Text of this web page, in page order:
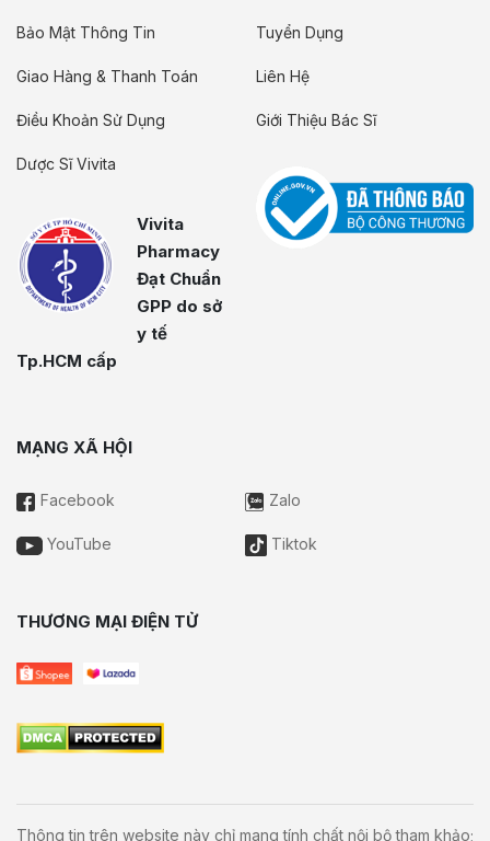
Bảo Mật Thông Tin
Giao Hàng & Thanh Toán
Điều Khoản Sử Dụng
Dược Sĩ Vivita
Vivita
Pharmacy
Đạt Chuẩn
GPP do sở
y tế
Tp.HCM cấp
Tuyển Dụng
Liên Hệ
Giới Thiệu Bác Sĩ
MẠNG XÃ HỘI
Facebook Zalo
YouTube Tiktok
THƯƠNG MẠI ĐIỆN TỬ
Thông tin trên website này chỉ mang tính chất nội bộ tham khảo;